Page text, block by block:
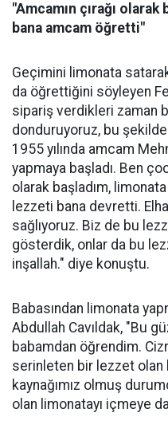
"Amcamın çırağı olarak
bana amcam öğretti"
Geçimini limonata
da öğrettiğini söyleyen
sipariş verdikleri zaman
donduruyoruz, bu
1955 yılında amcam
yapmaya başladı. Ben
olarak başladım,
lezzeti bana devretti.
sağlıyoruz. Biz de bu
gösterdik, onlar da bu
inşallah." diye konuştu.
Babasından limonata
Abdullah Cavıldak, "Bu
babamdan öğrendim.
serinleten bir lezzet olan
kaynağımız olmuş
olan limonatayı içmeye